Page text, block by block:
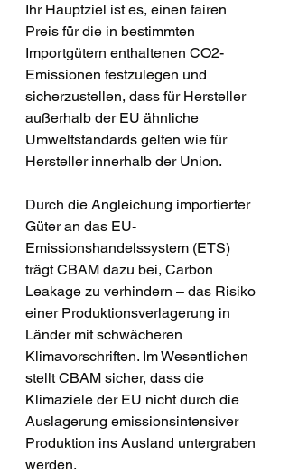
Ihr Hauptziel ist es, einen fairen
Preis für die in bestimmten
Importgütern enthaltenen CO2-
Emissionen festzulegen und
sicherzustellen, dass für Hersteller
außerhalb der EU ähnliche
Umweltstandards gelten wie für
Hersteller innerhalb der Union.
Durch die Angleichung importierter
Güter an das EU-
Emissionshandelssystem (ETS)
trägt CBAM dazu bei, Carbon
Leakage zu verhindern – das Risiko
einer Produktionsverlagerung in
Länder mit schwächeren
Klimavorschriften. Im Wesentlichen
stellt CBAM sicher, dass die
Klimaziele der EU nicht durch die
Auslagerung emissionsintensiver
Produktion ins Ausland untergraben
werden.